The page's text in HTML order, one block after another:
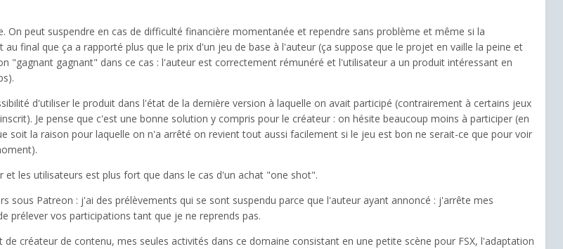
On peut suspendre en cas de difficulté financière momentanée et rependre sans problème et même si la
final que ça a rapporté plus que le prix d'un jeu de base à l'auteur (ça suppose que le projet en vaille la peine et
"gagnant gagnant" dans ce cas : l'auteur est correctement rémunéré et l'utilisateur a un produit intéressant en
d'utiliser le produit dans l'état de la dernière version à laquelle on avait participé (contrairement à certains jeux
Je pense que c'est une bonne solution y compris pour le créateur : on hésite beaucoup moins à participer (en
soit la raison pour laquelle on n'a arrêté on revient tout aussi facilement si le jeu est bon ne serait-ce que pour voir
les utilisateurs est plus fort que dans le cas d'un achat "one shot".
sous Patreon : j'ai des prélèvements qui se sont suspendu parce que l'auteur ayant annoncé : j'arrête mes
prélever vos participations tant que je ne reprends pas.
créateur de contenu, mes seules activités dans ce domaine consistant en une petite scène pour FSX, l'adaptation